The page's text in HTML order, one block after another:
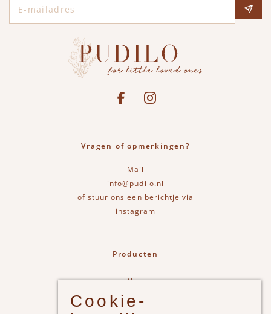
See our FacebookBekijk onze Instagram pagina
Vragen of opmerkingen?
Mail
info@pudilo.nl
of stuur ons een berichtje via
instagram
Producten
New
Jongens
Cookie-